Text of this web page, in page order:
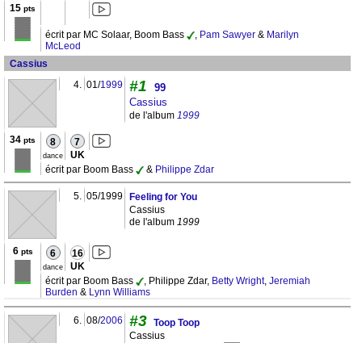
15 pts
écrit par MC Solaar, Boom Bass , Pam Sawyer & Marilyn
McLeod
Cassius
4. 01/1999 #1
99
Cassius
de l'album 1999
34 pts 8
dance
7
UK
écrit par Boom Bass & Philippe Zdar
5. 05/1999
Feeling for You
Cassius
de l'album 1999
6pts 6
dance
16
UK
écrit par Boom Bass , Philippe Zdar, Betty Wright, Jeremiah
Burden & Lynn Williams
6. 08/2006 #3 Toop Toop
Cassius